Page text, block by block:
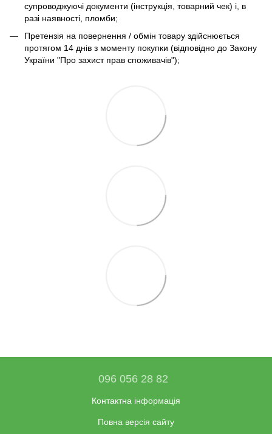
супроводжуючі документи (інструкція, товарний чек) і, в
разі наявності, пломби;
Претензія на повернення / обмін товару здійснюється
протягом 14 днів з моменту покупки (відповідно до Закону
України "Про захист прав споживачів");
096 056 28 82
Контактна інформація
Повна версія сайту